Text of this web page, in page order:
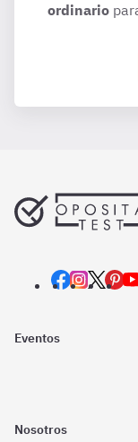
ordinario
Eventos
Nosotros